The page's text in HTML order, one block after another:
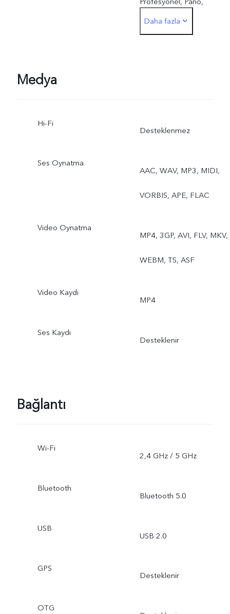
Belgeler, 50 MP, Çift
Daha fazla
Medya
Hi-Fi
Desteklenmez
Ses Oynatma
AAC, WAV, MP3, MIDI,
VORBIS, APE, FLAC
Video Oynatma
MP4, 3GP, AVI, FLV, MKV,
WEBM, TS, ASF
Video Kaydı
MP4
Ses Kaydı
Desteklenir
Bağlantı
Wi-Fi
2,4 GHz / 5 GHz
Bluetooth
Bluetooth 5.0
USB
USB 2.0
GPS
Desteklenir
OTG